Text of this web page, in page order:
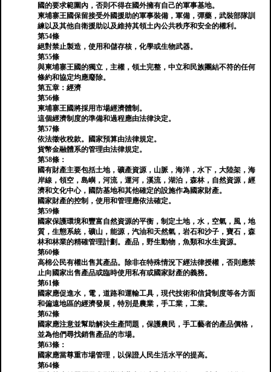
國的要求範圍內，否則不得在國外擁有自己的軍事基地。
柬埔寨王國保留接受外國援助的軍事裝備，軍備，彈藥，武裝部隊訓
練以及其他自衛援助以及維持其領土內公共秩序和安全的權利。
第54條
絕對禁止製造，使用和儲存核，化學或生物武器。
第55條
與柬埔寨王國的獨立，主權，領土完整，中立和民族團結不符的任何
條約和協定均應廢除。
第五章：經濟
第56條
柬埔寨王國將採用市場經濟體制。
這個經濟制度的準備和過程應由法律決定。
第57條
依法徵收稅款。國家預算由法律規定。
貨幣金融體系的管理由法律規定。
第58條：
國有財產主要包括土地，礦產資源，山脈，海洋，水下，大陸架，海
岸線，領空，島嶼，河流，運河，溪流，湖泊，森林，自然資源，經
濟和文化中心，國防基地和其他確定的設施作為國家財產。
國家財產的控制，使用和管理應依法確定。
第59條
國家保護環境和豐富自然資源的平衡，制定土地，水，空氣，風，地
質，生態系統，礦山，能源，汽油和天然氣，岩石和沙子，寶石，森
林和林業的精確管理計劃。產品，野生動物，魚類和水生資源。
第60條
高棉公民有權出售其產品。除非在特殊情況下經法律授權，否則應禁
止向國家出售產品或臨時使用私有或國家財產的義務。
第61條
國家應促進水，電，道路和運輸工具，現代技術和信貸制度等各方面
和偏遠地區的經濟發展，特別是農業，手工業，工業。
第62條
國家應注意並幫助解決生產問題，保護農民，手工藝者的產品價格，
並為他們尋找銷售產品的市場。
第63條：
國家應當尊重市場管理，以保證人民生活水平的提高。
第64條